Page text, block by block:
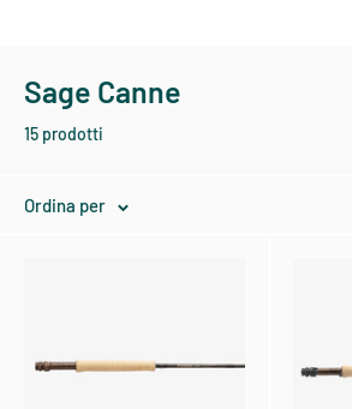
Sage Canne
15 prodotti
Ordina per